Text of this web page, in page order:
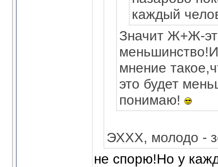
каждый
Значит Ж+Ж-
мнение
это будет
понимаю!
ЭХХХ, молодо -
не спорю!Но у